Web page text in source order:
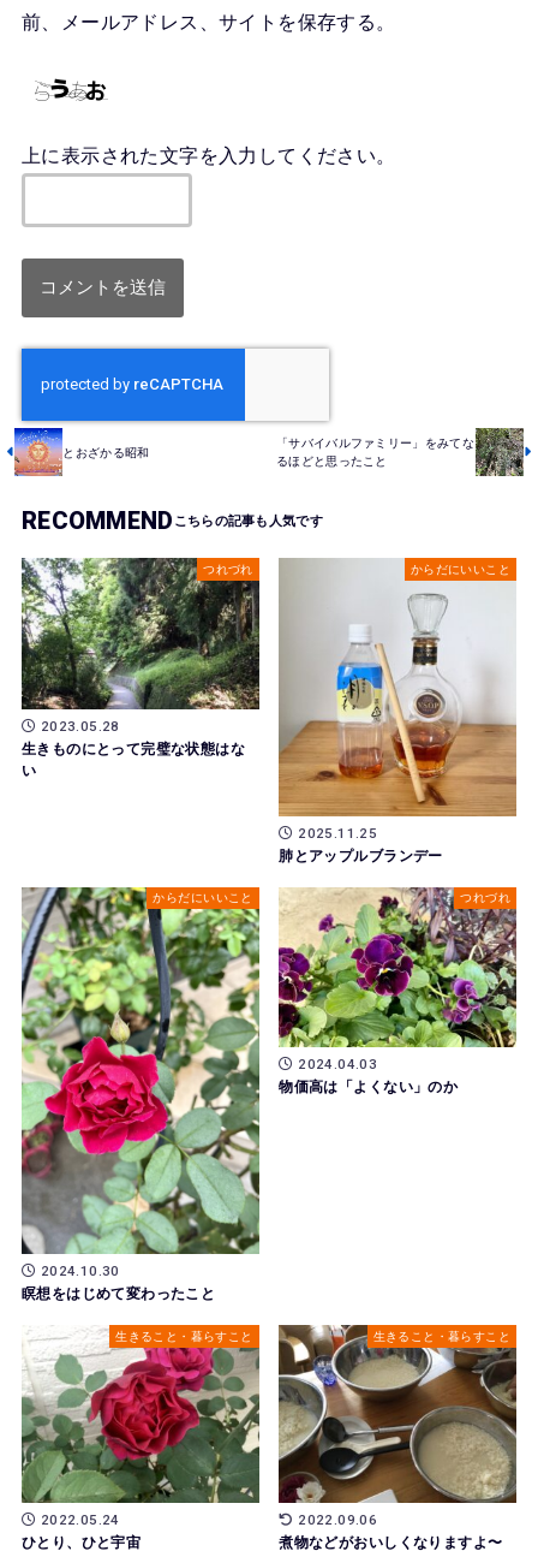
前、メールアドレス、サイトを保存する。
上に表示された文字を入力してください。
とおざかる昭和
「サバイバルファミリー」をみてな
るほどと思ったこと
RECOMMEND
つれづれ
2023.05.28
生きものにとって完璧な状態はな
い
からだにいいこと
2025.11.25
肺とアップルブランデー
からだにいいこと
2024.10.30
瞑想をはじめて変わったこと
つれづれ
2024.04.03
物価高は「よくない」のか
生きること・暮らすこと
2022.05.24
ひとり、ひと宇宙
生きること・暮らすこと
2022.09.06
煮物などがおいしくなりますよ〜